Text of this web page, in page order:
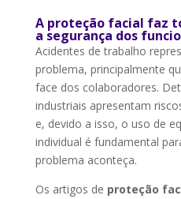
A proteção facial faz
a segurança dos
Acidentes de trabalho
problema, principalmente
face dos colaboradores.
industriais apresentam
e, devido a isso, o uso de
individual é fundamental
problema aconteça.
Os artigos de proteção